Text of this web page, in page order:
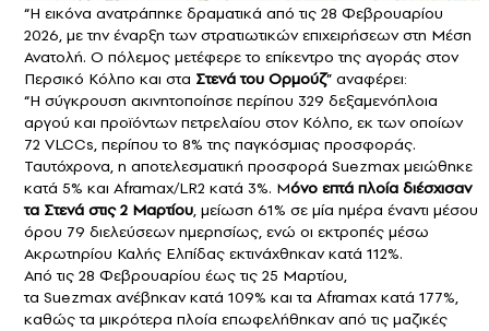
“Η εικόνα ανατράπηκε δραματικά από τις 28 Φεβρουαρίου
2026, με την έναρξη των στρατιωτικών επιχειρήσεων στη Μέση
Ανατολή. Ο πόλεμος μετέφερε το επίκεντρο της αγοράς στον
Περσικό Κόλπο και στα Στενά του Ορμούζ” αναφέρει:
“H σύγκρουση ακινητοποίησε περίπου 329 δεξαμενόπλοια
αργού και προϊόντων πετρελαίου στον Κόλπο, εκ των οποίων
72 VLCCs, περίπου το 8% της παγκόσμιας προσφοράς.
Ταυτόχρονα, η αποτελεσματική προσφορά Suezmax μειώθηκε
κατά 5% και Aframax/LR2 κατά 3%. Μόνο επτά πλοία διέσχισαν
τα Στενά στις 2 Μαρτίου, μείωση 61% σε μία ημέρα έναντι μέσου
όρου 79 διελεύσεων ημερησίως, ενώ οι εκτροπές μέσω
Ακρωτηρίου Καλής Ελπίδας εκτινάχθηκαν κατά 112%.
Από τις 28 Φεβρουαρίου έως τις 25 Μαρτίου,
τα Suezmax ανέβηκαν κατά 109% και τα Aframax κατά 177%,
καθώς τα μικρότερα πλοία επωφελήθηκαν από τις μαζικές